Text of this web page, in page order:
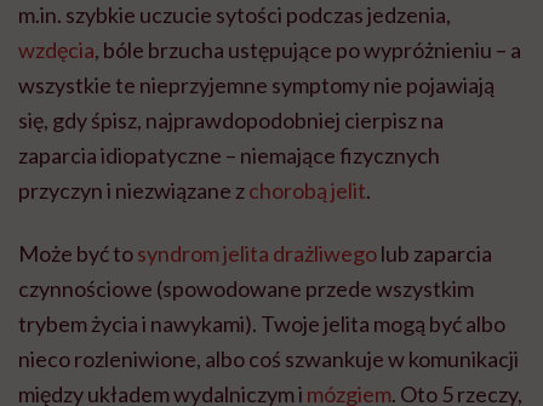
m.in. szybkie uczucie sytości podczas jedzenia,
wzdęcia, bóle brzucha ustępujące po wypróżnieniu – a
wszystkie te nieprzyjemne symptomy nie pojawiają
się, gdy śpisz, najprawdopodobniej cierpisz na
zaparcia idiopatyczne – niemające fizycznych
przyczyn i niezwiązane zchorobą jelit.
Może być tosyndrom jelita drażliwegolub zaparcia
czynnościowe (spowodowane przede wszystkim
trybem życia i nawykami). Twoje jelita mogą być albo
nieco rozleniwione, albo coś szwankuje w komunikacji
między układem wydalniczym i mózgiem. Oto 5 rzeczy,